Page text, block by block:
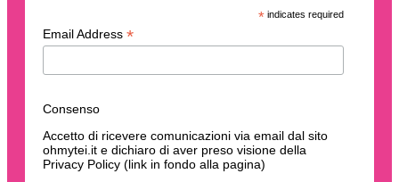
*indicates required
Email Address *
Consenso
Accetto di ricevere comunicazioni via email dal sito
ohmytei.it e dichiaro di aver preso visione della
Privacy Policy (link in fondo alla pagina)